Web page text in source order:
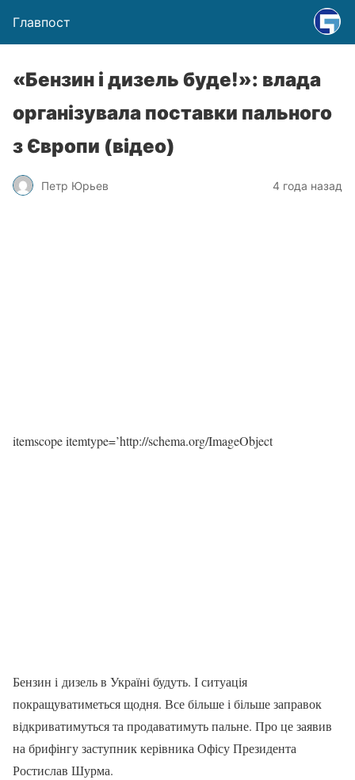
Главпост
«Бензин і дизель буде!»: влада
організувала поставки пального
з Європи (відео)
Петр Юрьев 4 года назад
itemscope itemtype=’http://schema.org/ImageObject
Бензин і дизель в Україні будуть. І ситуація
покращуватиметься щодня. Все більше і більше заправок
відкриватимуться та продаватимуть пальне. Про це заявив
на брифінгу заступник керівника Офісу Президента
Ростислав Шурма.